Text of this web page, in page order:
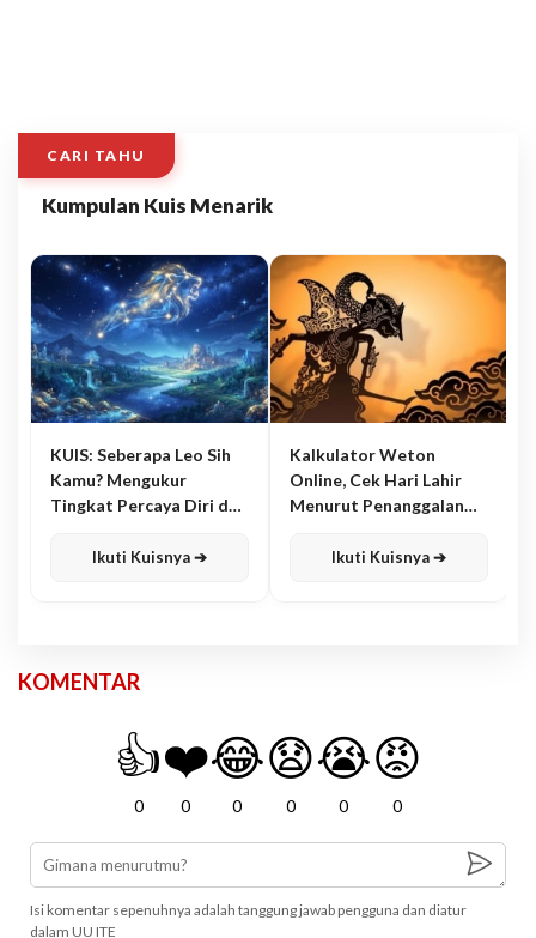
CARI TAHU
Kumpulan Kuis Menarik
KUIS: Seberapa Leo Sih
Kamu? Mengukur
Tingkat Percaya Diri dan
Ikuti Kuisnya ➔
Kalkulator Weton
Online, Cek Hari Lahir
Menurut Penanggalan
Ikuti Kuisnya ➔
KOMENTAR
👍
0
❤️
0
😂
0
😧
0
😭
0
😡
0
Isi komentar sepenuhnya adalah tanggung jawab pengguna dan diatur
dalam UU ITE